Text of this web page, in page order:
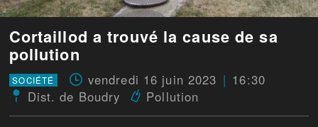
Cortaillod a trouvé la cause de sa
pollution
SOCIÉTÉ vendredi 16 juin 2023
16:30
Dist. de Boudry
Pollution